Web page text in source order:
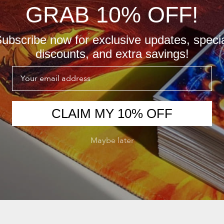
GRAB 10% OFF!
now for exclusive updates,
discounts, and extra savings!
Email
CLAIM MY 10% OFF
Maybe later